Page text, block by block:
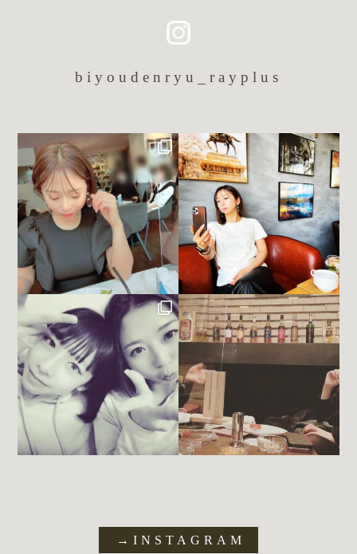
biyoudenryu_rayplus
→INSTAGRAM